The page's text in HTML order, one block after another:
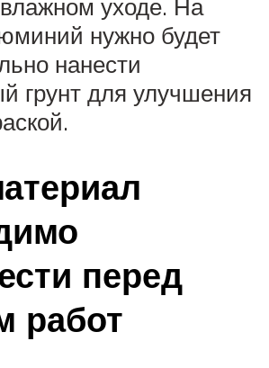
уходе. На
нужно будет
нанести
грунт для улучшения
перед
работ